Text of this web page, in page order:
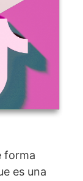
forma
es una